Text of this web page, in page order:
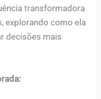
transformadora
explorando como ela
decisões mais